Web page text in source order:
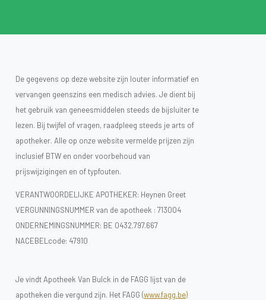
De gegevens op deze website zijn louter informatief en
vervangen geenszins een medisch advies. Je dient bij
het gebruik van geneesmiddelen steeds de bijsluiter te
lezen. Bij twijfel of vragen, raadpleeg steeds je arts of
apotheker. Alle op onze website vermelde prijzen zijn
inclusief BTW en onder voorbehoud van
prijswijzigingen en of typfouten.
VERANTWOORDELIJKE APOTHEKER: Heynen Greet
VERGUNNINGSNUMMER van de apotheek : 713004
ONDERNEMINGSNUMMER: BE 0432.797.667
NACEBELcode: 47910
Je vindt Apotheek Van Bulck in de FAGG lijst van de
apotheken die vergund zijn. Het FAGG (www.fagg.be)